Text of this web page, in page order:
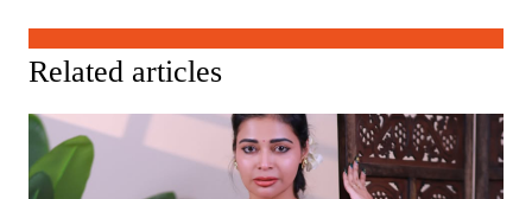
Related articles